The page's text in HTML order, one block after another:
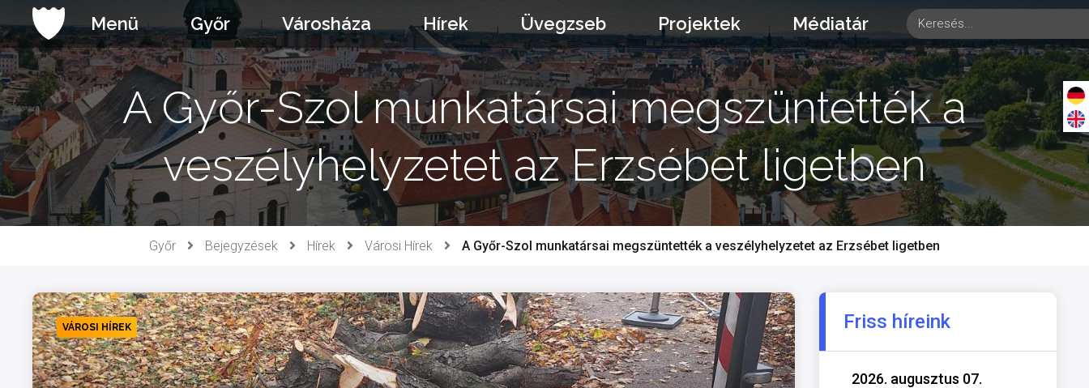
a
tartalomhoz
Menü Győr Városháza Hírek Üvegzseb Projektek Médiatár
A Győr-Szol munkatársai megszüntették a
veszélyhelyzetet az Erzsébet ligetben
Győr Bejegyzések Hírek Városi Hírek A Győr-Szol munkatársai megszüntették a veszélyhelyzetet az Erzsébet ligetben
VÁROSI HÍREK Friss híreink
2026. augusztus 07.